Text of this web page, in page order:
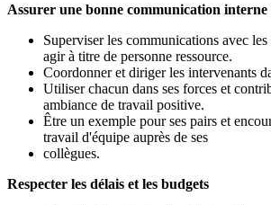
Assurer une bonne communication interne
Superviser les communications avec
agir à titre de personne ressource.
Coordonner et diriger les intervenants
Utiliser chacun dans ses forces et
ambiance de travail positive.
Être un exemple pour ses pairs et
travail d'équipe auprès de ses
collègues.
Respecter les délais et les budgets